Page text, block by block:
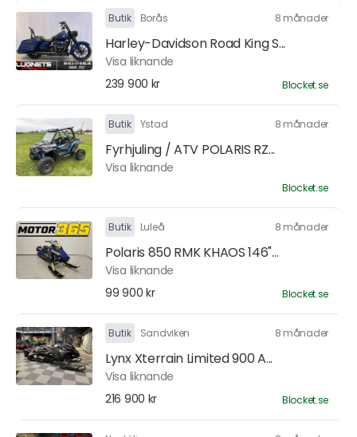
Butik Borås 8 månader
Harley-Davidson Road King S...
Visa liknande
239 900 kr
Blocket.se
Butik Ystad 8 månader
Fyrhjuling / ATV POLARIS RZ...
Visa liknande
Blocket.se
Butik Luleå 8 månader
Polaris 850 RMK KHAOS 146"...
Visa liknande
99 900 kr
Blocket.se
Butik Sandviken 8 månader
Lynx Xterrain Limited 900 A...
Visa liknande
216 900 kr
Blocket.se